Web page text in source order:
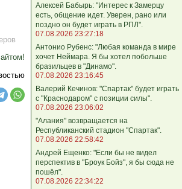
Алексей Бабырь: "Интерес к Замерцу
есть, общение идет. Уверен, рано или
поздно он будет играть в РПЛ".
07.08.2026 23:27:18
Антонио Рубенс: "Любая команда в мире
хочет Неймара. Я бы хотел побольше
бразильцев в "Динамо".
07.08.2026 23:16:45
Валерий Кечинов: "Спартак" будет играть
с "Краснодаром" с позиции силы".
07.08.2026 23:06:02
"Алания" возвращается на
Республиканский стадион "Спартак".
07.08.2026 22:58:42
Андрей Ещенко: "Если бы не видел
перспектив в "Броук Бойз", я бы сюда не
пошёл".
07.08.2026 22:34:22